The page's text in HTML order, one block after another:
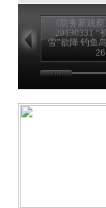
《防务新观察
20130331 “
雪”欲降 钓鱼
胁升级？